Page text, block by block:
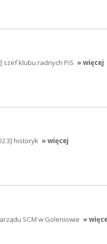
szef klubu radnych PiS » więcej
historyk » więcej
SCM w Goleniowie »